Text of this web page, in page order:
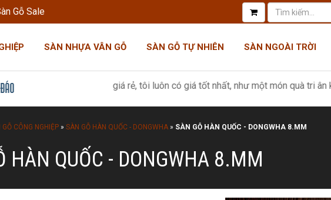
Gỗ Sale
SÀN NHỰA VÂN GỖ SÀN GỖ TỰ NHIÊN SÀN NGOÀI TRỜI
bán hàng giá rẻ, tôi luôn có giá tốt nhất, như một món quà tri ân khách hàng"
GỖ CÔNG NGHIỆP» SÀN GỖ HÀN QUỐC - DONGWHA» SÀN GỖ HÀN QUỐC - DONGWHA 8.MM
HÀN QUỐC - DONGWHA 8.MM